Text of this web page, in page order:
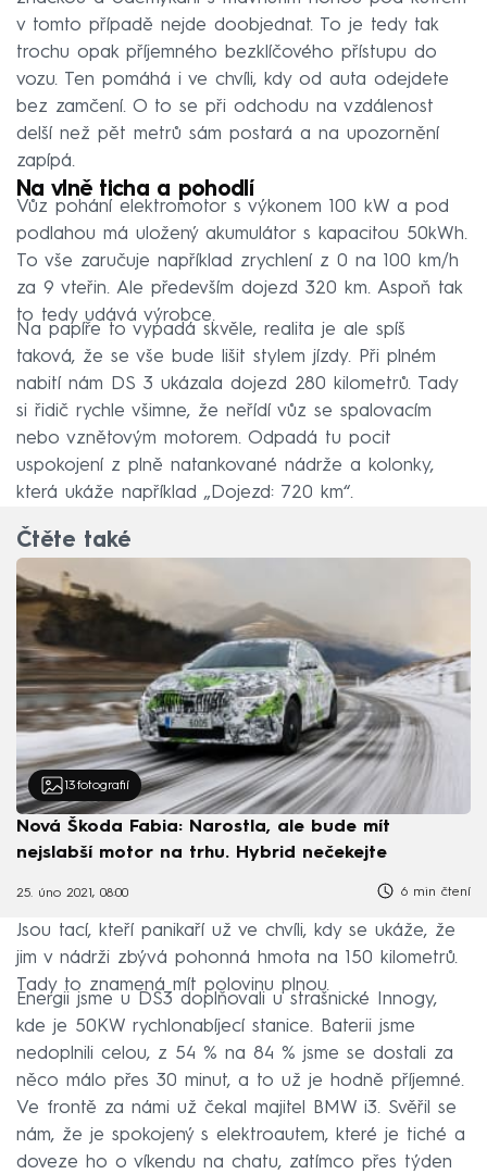
v tomto případě nejde doobjednat. To je tedy tak
trochu opak příjemného bezklíčového přístupu do
vozu. Ten pomáhá i ve chvíli, kdy od auta odejdete
bez zamčení. O to se při odchodu na vzdálenost
delší než pět metrů sám postará a na upozornění
zapípá.
Na vlně ticha a pohodlí
Vůz pohání elektromotor s výkonem 100 kW a pod
podlahou má uložený akumulátor s kapacitou 50kWh.
To vše zaručuje například zrychlení z 0 na 100 km/h
za 9 vteřin. Ale především dojezd 320 km. Aspoň tak
to tedy udává výrobce.
Na papíře to vypadá skvěle, realita je ale spíš
taková, že se vše bude lišit stylem jízdy. Při plném
nabití nám DS 3 ukázala dojezd 280 kilometrů. Tady
si řidič rychle všimne, že neřídí vůz se spalovacím
nebo vznětovým motorem. Odpadá tu pocit
uspokojení z plně natankované nádrže a kolonky,
která ukáže například „Dojezd: 720 km“.
Čtěte také
13 fotografií
Nová Škoda Fabia: Narostla, ale bude mít
nejslabší motor na trhu. Hybrid nečekejte
25. úno 2021, 08:00 6 min čtení
Jsou tací, kteří panikaří už ve chvíli, kdy se ukáže, že
jim v nádrži zbývá pohonná hmota na 150 kilometrů.
Tady to znamená mít polovinu plnou.
Energii jsme u DS3 doplňovali u strašnické Innogy,
kde je 50KW rychlonabíjecí stanice. Baterii jsme
nedoplnili celou, z 54 % na 84 % jsme se dostali za
něco málo přes 30 minut, a to už je hodně příjemné.
Ve frontě za námi už čekal majitel BMW i3. Svěřil se
nám, že je spokojený s elektroautem, které je tiché a
doveze ho o víkendu na chatu, zatímco přes týden